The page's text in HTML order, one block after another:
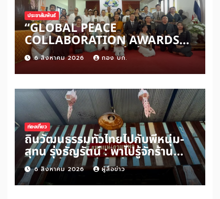
ประชาสัมพันธ์
“GLOBAL PEACE
COLLABORATION AWARDS
2026” เปิดเวทีเชิดชูผู้สร้าง
สันติภาพโลก ดันแนวคิด ‘สันติภาพ
เริ่มต้นจากหัวใจมนุษย์’ สู่ความร่วม
มือระดับนานาชาติ
6 สิงหาคม 2026 กอง บก.
ท่องเที่ยว
ถิ่นวัฒนธรรมทั่วไทยไปกับพี่หนุ่ม-
สุทน รุ่งธัญรัตน์ : พาไปรู้จักร้าน
ขนมแม่กาแฟพ่อในย่านสวนเกษตร
อำเภออัมพวา จังหวัดสมุทรสงคราม
6 สิงหาคม 2026 ผู้สื่อข่าว